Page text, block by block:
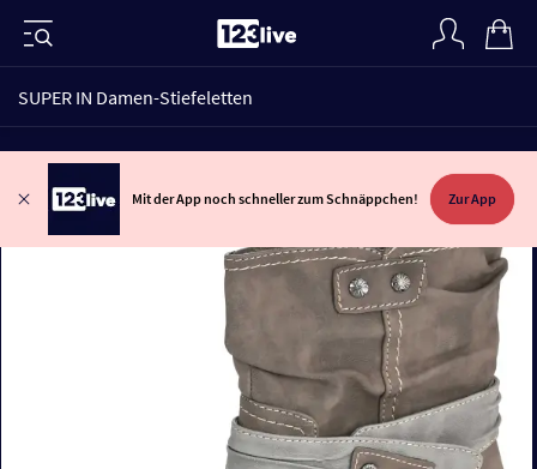
SUPER IN Damen-Stiefeletten
Mit der App noch schneller zum Schnäppchen! Zur App